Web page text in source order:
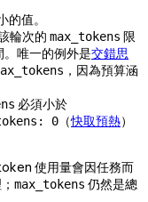
的值。
輪次的 max_tokens 限
唯一的例外是交錯思
，因為預算涵
必須小於
0 （快取預熱）
使用量會因任務而
max_tokens 仍然是總